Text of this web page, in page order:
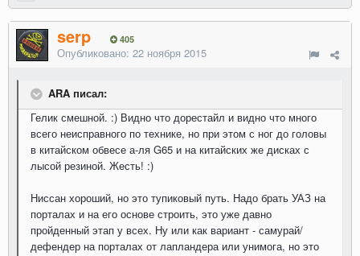
serp 405
Опубликовано: 22 ноября 2015
ARA писал:
Гелик смешной. :) Видно что дорестайл и видно что много
всего неисправного по технике, но при этом с ног до головы
в китайском обвесе а-ля G65 и на китайских же дисках с
лысой резиной. Жесть! :)
Ниссан хороший, но это тупиковый путь. Надо брать УАЗ на
порталах и на его основе строить, это уже давно
пройденный этап у всех. Ну или как вариант - самурай/
дефендер на порталах от лапландера или унимога, но это